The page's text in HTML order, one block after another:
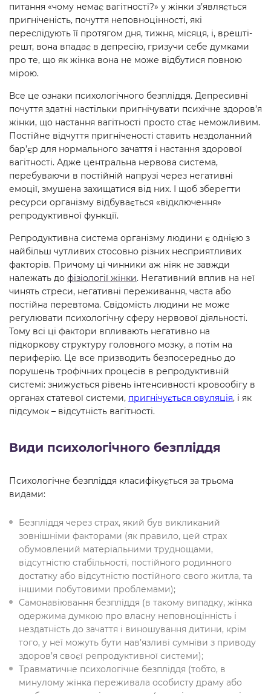
питання «чому немає вагітності?» у жінки з’являється
пригніченість, почуття неповноцінності, які
переслідують її протягом дня, тижня, місяця, і, врешті-
решт, вона впадає в депресію, гризучи себе думками
про те, що як жінка вона не може відбутися повною
мірою.
Все це ознаки психологічного безпліддя. Депресивні
почуття здатні настільки пригнічувати психічне здоров’я
жінки, що настання вагітності просто стає неможливим.
Постійне відчуття пригніченості ставить нездоланний
бар’єр для нормального зачаття і настання здорової
вагітності. Адже центральна нервова система,
перебуваючи в постійній напрузі через негативні
емоції, змушена захищатися від них. І щоб зберегти
ресурси організму відбувається «відключення»
репродуктивної функції.
Репродуктивна система організму людини є однією з
найбільш чутливих стосовно різних несприятливих
факторів. Причому ці чинники аж ніяк не завжди
належать до фізіології жінки. Негативний вплив на неї
чинять стреси, негативні переживання, часта або
постійна перевтома. Свідомість людини не може
регулювати психологічну сферу нервової діяльності.
Тому всі ці фактори впливають негативно на
підкоркову структуру головного мозку, а потім на
периферію. Це все призводить безпосередньо до
порушень трофічних процесів в репродуктивній
системі: знижується рівень інтенсивності кровообігу в
органах статевої системи, пригнічується овуляція, і як
підсумок – відсутність вагітності.
Види психологічного безпліддя
Психологічне безпліддя класифікується за трьома
видами:
Безпліддя через страх, який був викликаний
зовнішніми факторами (як правило, цей страх
обумовлений матеріальними труднощами,
відсутністю стабільності, постійного родинного
достатку або відсутністю постійного свого житла, та
іншими побутовими проблемами);
Самонавіювання безпліддя (в такому випадку, жінка
одержима думкою про власну неповноцінність і
нездатність до зачаття і виношування дитини, крім
того, у неї можуть бути нав’язливі сумніви з приводу
здоров’я своєї репродуктивної системи);
Травматичне психологічне безпліддя (тобто, в
минулому жінка переживала особисту драму або